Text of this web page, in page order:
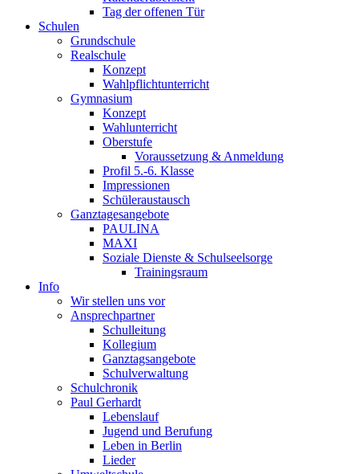
Tag der offenen Tür
Schulen
Grundschule
Realschule
Konzept
Wahlpflichtunterricht
Gymnasium
Konzept
Wahlunterricht
Oberstufe
Voraussetzung & Anmeldung
Profil 5.-6. Klasse
Impressionen
Schüleraustausch
Ganztagesangebote
PAULINA
MAXI
Soziale Dienste & Schulseelsorge
Trainingsraum
Info
Wir stellen uns vor
Ansprechpartner
Schulleitung
Kollegium
Ganztagsangebote
Schulverwaltung
Schulchronik
Paul Gerhardt
Lebenslauf
Jugend und Berufung
Leben in Berlin
Lieder